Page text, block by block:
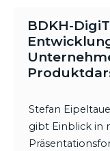
BDKH-
Stefan
gibt Einblick in